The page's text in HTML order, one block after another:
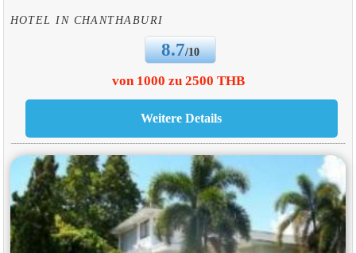
HOTEL IN CHANTHABURI
8.7/10
von 1000 zu 2500 THB